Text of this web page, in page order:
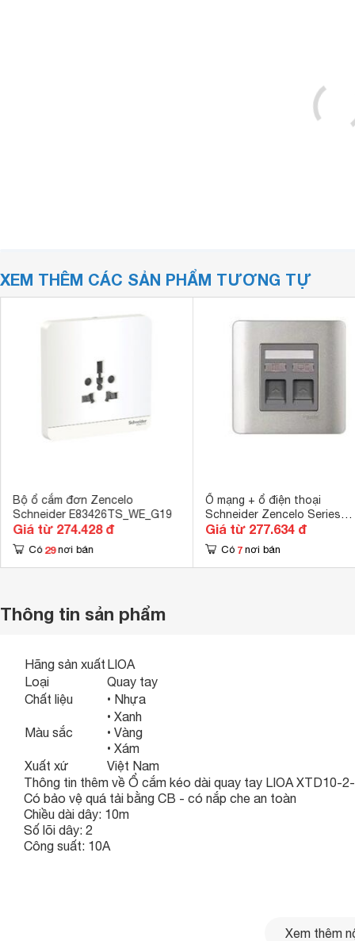
XEM THÊM CÁC SẢN PHẨM TƯƠNG TỰ
Bộ ổ cắm đơn Zencelo
Schneider E83426TS_WE_G19
Giá từ 274.428 đ
Có 29 nơi bán
Ổ mạng + ổ điện thoại
Schneider Zencelo Series
E8432TDRJS-5-SA-G19
Giá từ 277.634 đ
Có 7 nơi bán
Thông tin sản phẩm
Hãng sản xuất LIOA
Loại
Quay tay
Chất liệu
• Nhựa
Màu sắc
• Xanh
• Vàng
• Xám
Xuất xứ
Việt Nam
Thông tin thêm về Ổ cắm kéo dài quay tay LIOA XTD10-
Có bảo vệ quá tải bằng CB - có nắp che an toàn
Chiều dài dây: 10m
Số lõi dây: 2
Công suất: 10A
Xem thêm